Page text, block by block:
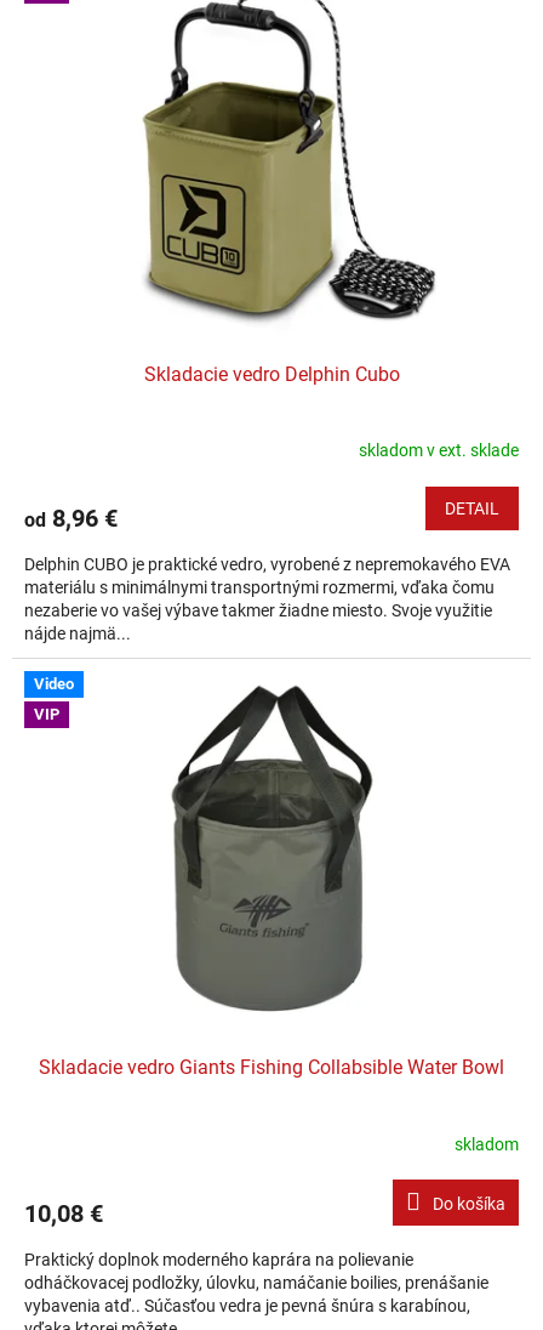
Skladacie vedro Delphin Cubo
skladom v ext. sklade
od 8,96 € DETAIL
Delphin CUBO je praktické vedro, vyrobené z nepremokavého EVA
materiálu s minimálnymi transportnými rozmermi, vďaka čomu
nezaberie vo vašej výbave takmer žiadne miesto. Svoje využitie
nájde najmä...
Video
VIP
Skladacie vedro Giants Fishing Collabsible Water Bowl
skladom
10,08 € Do košíka
Praktický doplnok moderného kaprára na polievanie
odháčkovacej podložky, úlovku, namáčanie boilies, prenášanie
vybavenia atď.. Súčasťou vedra je pevná šnúra s karabínou,